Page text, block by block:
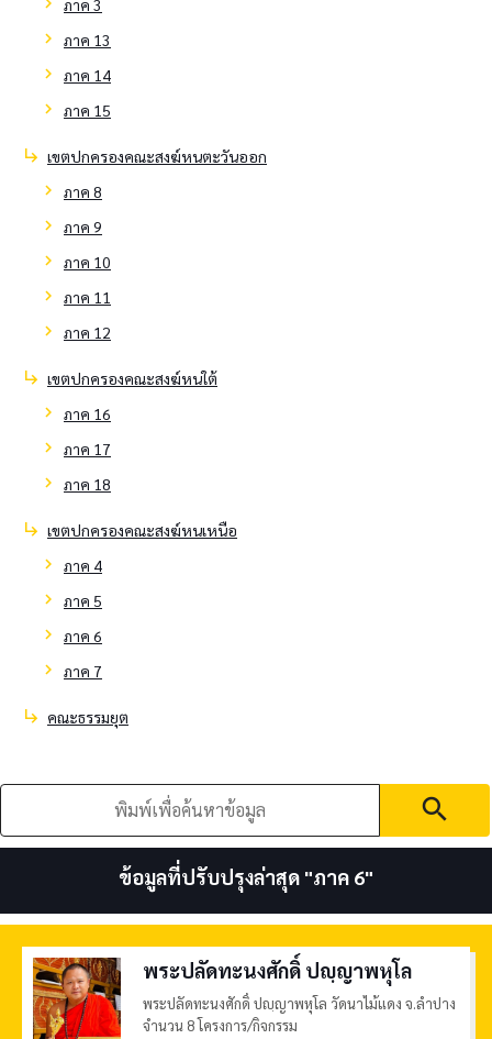
chevron_right
ภาค 13
chevron_right
ภาค 14
chevron_right
ภาค 15
subdirectory_arrow_right เขตปกครองคณะสงฆ์หนตะวันออก
chevron_right
ภาค 8
chevron_right
ภาค 9
chevron_right
ภาค 10
chevron_right
ภาค 11
chevron_right
ภาค 12
subdirectory_arrow_right เขตปกครองคณะสงฆ์หนใต้
chevron_right
ภาค 16
chevron_right
ภาค 17
chevron_right
ภาค 18
subdirectory_arrow_right เขตปกครองคณะสงฆ์หนเหนือ
chevron_right
ภาค 4
chevron_right
ภาค 5
chevron_right
ภาค 6
chevron_right
ภาค 7
subdirectory_arrow_right คณะธรรมยุต
search
ข้อมูลที่ปรับปรุงล่าสุด "ภาค 6"
พระปลัดทะนงศักดิ์ ปญฺญาพหุโล
พระปลัดทะนงศักดิ์ ปญฺญาพหุโล วัดนาไม้แดง จ.ลำปาง
จำนวน 8 โครงการ/กิจกรรม